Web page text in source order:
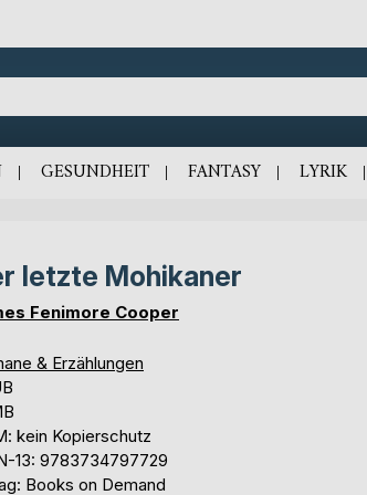
GESUNDHEIT FANTASY LYRIK
letzte Mohikaner
Fenimore Cooper
& Erzählungen
kein Kopierschutz
13: 9783734797729
Books on Demand